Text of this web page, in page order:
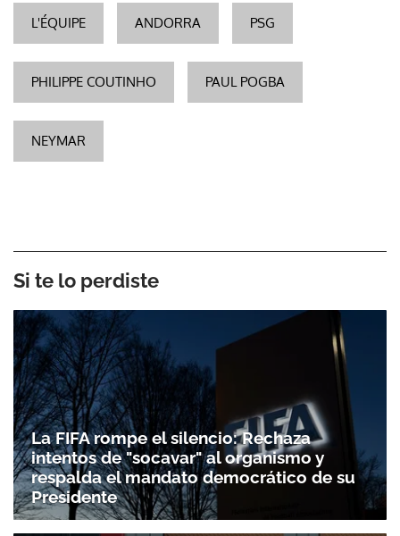
L'ÉQUIPE ANDORRA PSG
PHILIPPE COUTINHO PAUL POGBA
NEYMAR
Si te lo perdiste
La FIFA rompe el silencio: Rechaza
intentos de "socavar" al organismo y
respalda el mandato democrático de su
Presidente